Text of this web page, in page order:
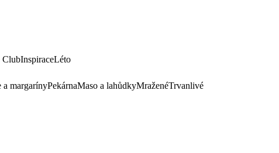
ClubInspiraceLéto
a margarínyPekárnaMaso a lahůdkyMraženéTrvanlivé